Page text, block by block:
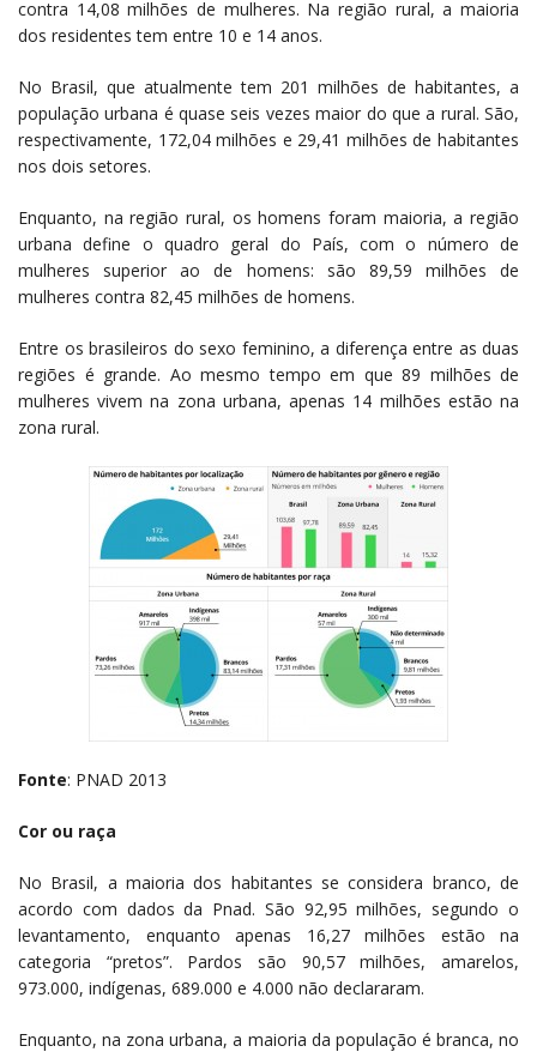
contra 14,08 milhões de mulheres. Na região rural, a maioria
dos residentes tem entre 10 e 14 anos.
No Brasil, que atualmente tem 201 milhões de habitantes, a
população urbana é quase seis vezes maior do que a rural. São,
respectivamente, 172,04 milhões e 29,41 milhões de habitantes
nos dois setores.
Enquanto, na região rural, os homens foram maioria, a região
urbana define o quadro geral do País, com o número de
mulheres superior ao de homens: são 89,59 milhões de
mulheres contra 82,45 milhões de homens.
Entre os brasileiros do sexo feminino, a diferença entre as duas
regiões é grande. Ao mesmo tempo em que 89 milhões de
mulheres vivem na zona urbana, apenas 14 milhões estão na
zona rural.
Fonte: PNAD 2013
Cor ou raça
No Brasil, a maioria dos habitantes se considera branco, de
acordo com dados da Pnad. São 92,95 milhões, segundo o
levantamento, enquanto apenas 16,27 milhões estão na
categoria “pretos”. Pardos são 90,57 milhões, amarelos,
973.000, indígenas, 689.000 e 4.000 não declararam.
Enquanto, na zona urbana, a maioria da população é branca, no